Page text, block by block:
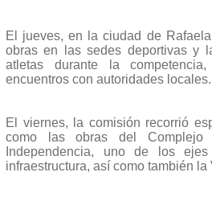
El jueves, en la ciudad de
obras en las sedes deportivas y
atletas durante la
encuentros con autoridades locales.
El viernes, la comisión recorrió
como las obras del
Independencia, uno de los
infraestructura, así como también